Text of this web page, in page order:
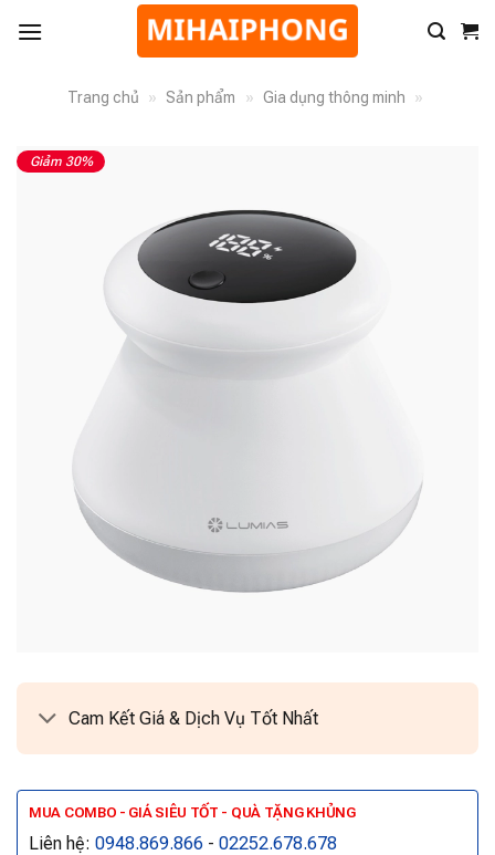
Trang chủ » Sản phẩm » Gia dụng thông minh »
Giảm 30%
Cam Kết Giá & Dịch Vụ Tốt Nhất
MUA COMBO - GIÁ SIÊU TỐT - QUÀ TẶNG KHỦNG
Liên hệ: 0948.869.866 - 02252.678.678